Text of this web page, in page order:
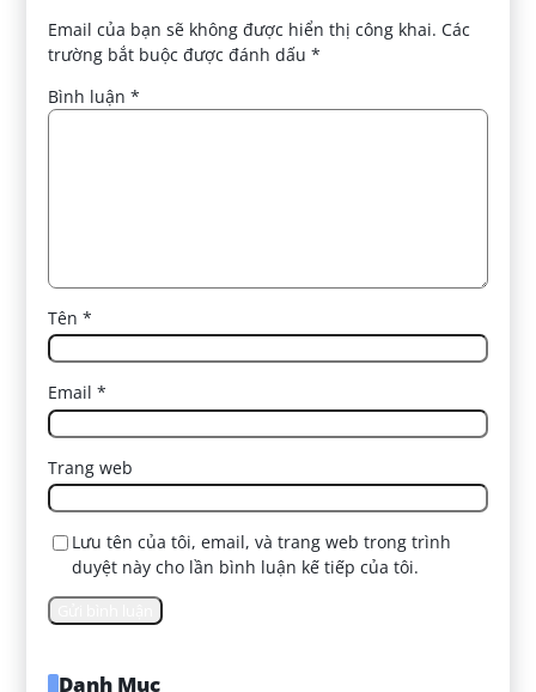
Email của bạn sẽ không được hiển thị công khai. Các
trường bắt buộc được đánh dấu*
Bình luận*
Tên*
Email*
Trang web
Lưu tên của tôi, email, và trang web trong trình
duyệt này cho lần bình luận kế tiếp của tôi.
Danh Mục